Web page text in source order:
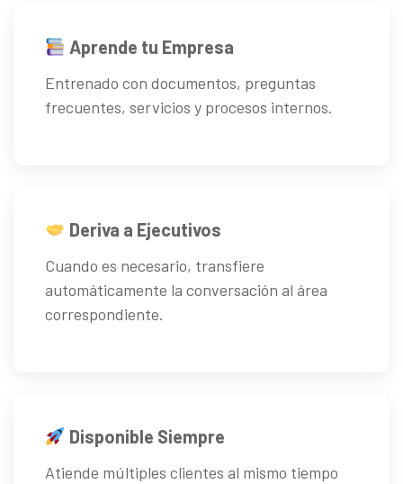
Aprende tu Empresa
Entrenado con documentos, preguntas
frecuentes, servicios y procesos internos.
Deriva a Ejecutivos
Cuando es necesario, transfiere
automáticamente la conversación al área
correspondiente.
Disponible Siempre
Atiende múltiples clientes al mismo tiempo